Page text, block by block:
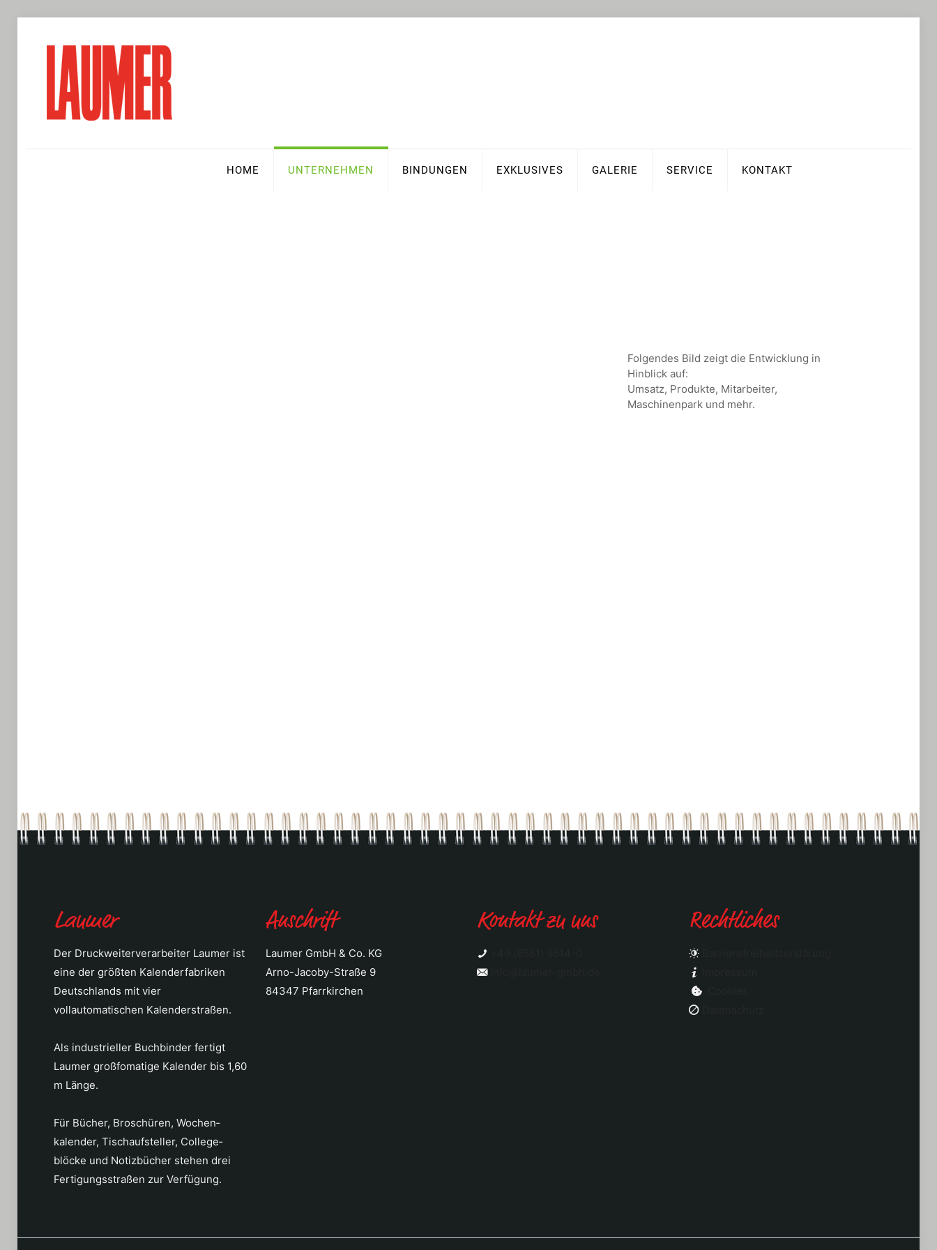
HOME UNTERNEHMEN BINDUNGEN EXKLUSIVES GALERIE SERVICE KONTAKT
Folgendes Bild zeigt die Entwicklung in
Hinblick auf:
Umsatz, Produkte, Mitarbeiter,
Maschinenpark und mehr.
Laumer
Der Druckweiterverarbeiter Laumer ist
eine der größten Kalender­fabriken
Deutschlands mit vier
vollautomatischen Kalenderstraßen.
Als industrieller Buchbinder fertigt
Laumer großfomatige Kalender bis 1,60
m Länge.
Für Bücher, Broschüren, Wochen­
kalender, Tischaufsteller, College­
blöcke und Notizbücher stehen drei
Fertigungs­straßen zur Verfügung.
Anschrift
Laumer GmbH & Co. KG
Arno-Jacoby-Straße 9
84347 Pfarrkirchen
Kontakt zu uns Rechtliches